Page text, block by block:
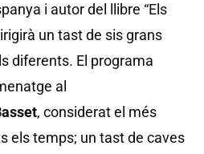
i autor del llibre “Els
un tast de sis grans
diferents. El programa
al
, considerat el més
els temps; un tast de caves